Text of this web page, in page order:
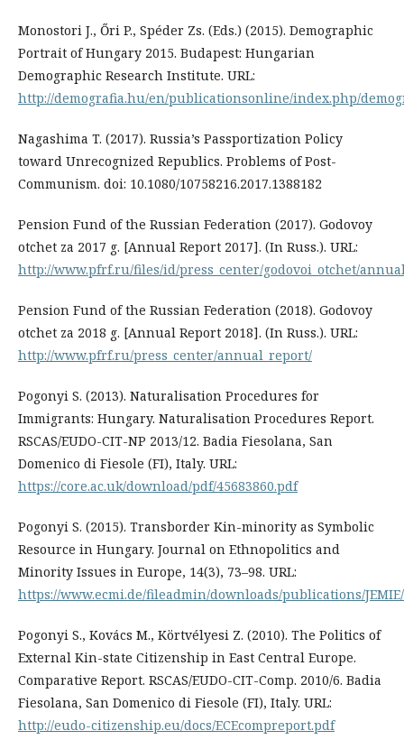
Monostori J., Őri P., Spéder Zs. (Eds.) (2015). Demographic
Portrait of Hungary 2015. Budapest: Hungarian
Demographic Research Institute. URL:
http://demografia.hu/en/publicationsonline/index.php/
Nagashima T. (2017). Russia’s Passportization Policy
toward Unrecognized Republics. Problems of Post-
Communism. doi: 10.1080/10758216.2017.1388182
Pension Fund of the Russian Federation (2017). Godovoy
otchet za 2017 g. [Annual Report 2017]. (In Russ.). URL:
http://www.pfrf.ru/files/id/press_center/godovoi_otchet/
Pension Fund of the Russian Federation (2018). Godovoy
otchet za 2018 g. [Annual Report 2018]. (In Russ.). URL:
http://www.pfrf.ru/press_center/annual_report/
Pogonyi S. (2013). Naturalisation Procedures for
Immigrants: Hungary. Naturalisation Procedures Report.
RSCAS/EUDO-CIT-NP 2013/12. Badia Fiesolana, San
Domenico di Fiesole (FI), Italy. URL:
https://core.ac.uk/download/pdf/45683860.pdf
Pogonyi S. (2015). Transborder Kin-minority as Symbolic
Resource in Hungary. Journal on Ethnopolitics and
Minority Issues in Europe, 14(3), 73–98. URL:
https://www.ecmi.de/fileadmin/downloads/publications/
Pogonyi S., Kovács M., Körtvélyesi Z. (2010). The Politics of
External Kin-state Citizenship in East Central Europe.
Comparative Report. RSCAS/EUDO-CIT-Comp. 2010/6. Badia
Fiesolana, San Domenico di Fiesole (FI), Italy. URL:
http://eudo-citizenship.eu/docs/ECEcompreport.pdf